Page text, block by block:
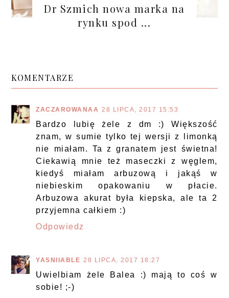
Dr Szmich nowa marka na
rynku spod ...
KOMENTARZE
ZACZAROWANAA 28 LIPCA, 2017 15:53
Bardzo lubię żele z dm :) Większość
znam, w sumie tylko tej wersji z limonką
nie miałam. Ta z granatem jest świetna!
Ciekawią mnie też maseczki z węglem,
kiedyś miałam arbuzową i jakąś w
niebieskim opakowaniu w płacie.
Arbuzowa akurat była kiepska, ale ta 2
przyjemna całkiem :)
Odpowiedz
YASNIIABLE 28 LIPCA, 2017 18:27
Uwielbiam żele Balea :) mają to coś w
sobie! ;-)